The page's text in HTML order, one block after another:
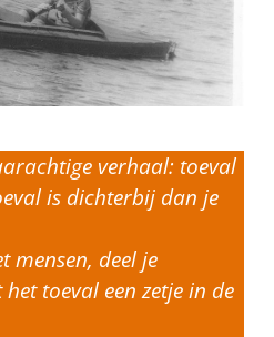
verhaal: toeval
is dichterbij dan je
mensen, deel je
toeval een zetje in de